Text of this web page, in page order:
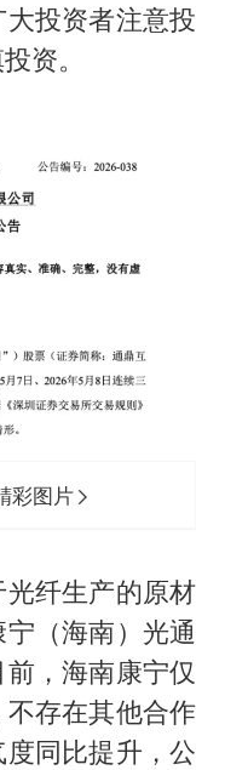
投资者注意投
资。
彩图片
纤生产的原材
（海南）光通
，海南康宁仅
存在其他合作
同比提升，公